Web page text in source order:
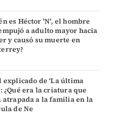
es Héctor 'N', el hombre
a adulto mayor hacia
y causó su muerte en
explicado de ‘La última
¿Qué era la criatura que
atrapada a la familia en la
de Ne